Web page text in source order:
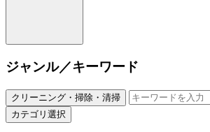
ジャンル／キーワード
クリーニング・掃除・清掃
カテゴリ選択